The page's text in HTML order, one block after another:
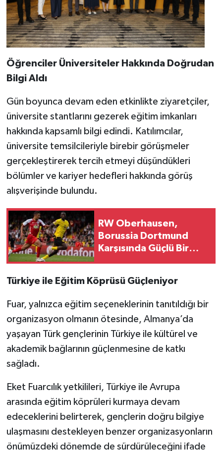
Öğrenciler Üniversiteler Hakkında Doğrudan
Bilgi Aldı
Gün boyunca devam eden etkinlikte ziyaretçiler,
üniversite stantlarını gezerek eğitim imkanları
hakkında kapsamlı bilgi edindi. Katılımcılar,
üniversite temsilcileriyle birebir görüşmeler
gerçekleştirerek tercih etmeyi düşündükleri
bölümler ve kariyer hedefleri hakkında görüş
alışverişinde bulundu.
RW Oberhausen,
Borussia Dortmund
Karşısında Güçlü Bir
Döndü
Türkiye ile Eğitim Köprüsü Güçleniyor
Fuar, yalnızca eğitim seçeneklerinin tanıtıldığı bir
organizasyon olmanın ötesinde, Almanya’da
yaşayan Türk gençlerinin Türkiye ile kültürel ve
akademik bağlarının güçlenmesine de katkı
sağladı.
Eket Fuarcılık yetkilileri, Türkiye ile Avrupa
arasında eğitim köprüleri kurmaya devam
edeceklerini belirterek, gençlerin doğru bilgiye
ulaşmasını destekleyen benzer organizasyonların
önümüzdeki dönemde de sürdürüleceğini ifade